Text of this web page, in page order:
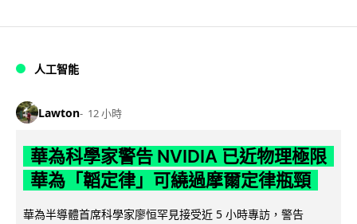
人工智能
Lawton 12 小時
華為科學家警告 NVIDIA 已近物理極限
華為「韜定律」可繞過摩爾定律瓶頸
華為半導體首席科學家廖恒罕見接受近 5 小時專訪，警告